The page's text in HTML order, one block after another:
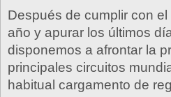
Después de cumplir con
año y apurar los últimos
disponemos a afrontar la
principales circuitos
habitual cargamento de